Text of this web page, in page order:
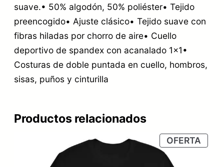
suave.• 50% algodón, 50% poliéster• Tejido
preencogido• Ajuste clásico• Tejido suave con
fibras hiladas por chorro de aire• Cuello
deportivo de spandex con acanalado 1×1•
Costuras de doble puntada en cuello, hombros,
sisas, puños y cinturilla
Productos relacionados
OFERTA
EN